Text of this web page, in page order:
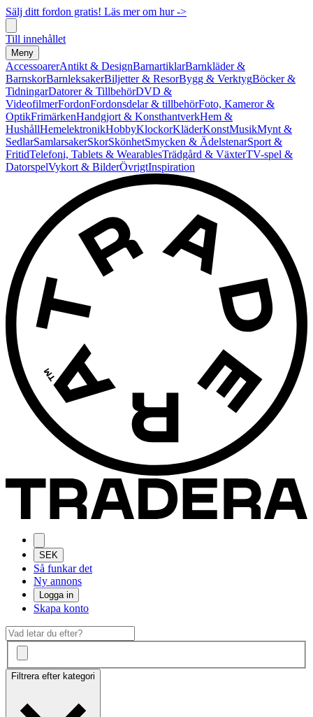
Sälj ditt fordon gratis! Läs mer om hur ->
Till innehållet
Meny
AccessoarerAntikt & DesignBarnartiklarBarnkläder &
BarnskorBarnleksakerBiljetter & ResorBygg & VerktygBöcker &
TidningarDatorer & TillbehörDVD &
VideofilmerFordonFordonsdelar & tillbehörFoto, Kameror &
OptikFrimärkenHandgjort & KonsthantverkHem &
HushållHemelektronikHobbyKlockorKläderKonstMusikMynt &
SedlarSamlarsakerSkorSkönhetSmycken & ÄdelstenarSport &
FritidTelefoni, Tablets & WearablesTrädgård & VäxterTV-spel &
DatorspelVykort & BilderÖvrigtInspiration
SEK
Så funkar det
Ny annons
Logga in
Skapa konto
Filtrera efter kategori